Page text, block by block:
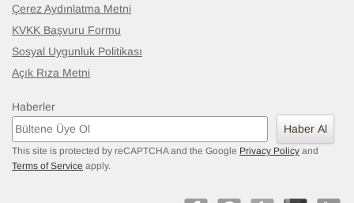
Çerez Aydınlatma Metni
KVKK Başvuru Formu
Sosyal Uygunluk Politikası
Açık Rıza Metni
Haberler
Haber Al
This site is protected by reCAPTCHA and the Google Privacy Policy and
Terms of Service apply.